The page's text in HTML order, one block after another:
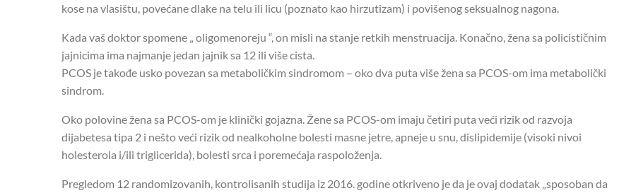
kose na vlasištu, povećane dlake na telu ili licu (poznato kao hirzutizam) i povišenog seksualnog nagona.
Kada vaš doktor spomene „ oligomenoreju “, on misli na stanje retkih menstruacija. Konačno, žena sa policističnim
jajnicima ima najmanje jedan jajnik sa 12 ili više cista.
PCOS je takođe usko povezan sa metaboličkim sindromom – oko dva puta više žena sa PCOS-om ima metabolički
sindrom.
Oko polovine žena sa PCOS-om je klinički gojazna. Žene sa PCOS-om imaju četiri puta veći rizik od razvoja
dijabetesa tipa 2 i nešto veći rizik od nealkoholne bolesti masne jetre, apneje u snu, dislipidemije (visoki nivoi
holesterola i/ili triglicerida), bolesti srca i poremećaja raspoloženja.
Pregledom 12 randomizovanih, kontrolisanih studija iz 2016. godine otkriveno je da je ovaj dodatak „sposoban da